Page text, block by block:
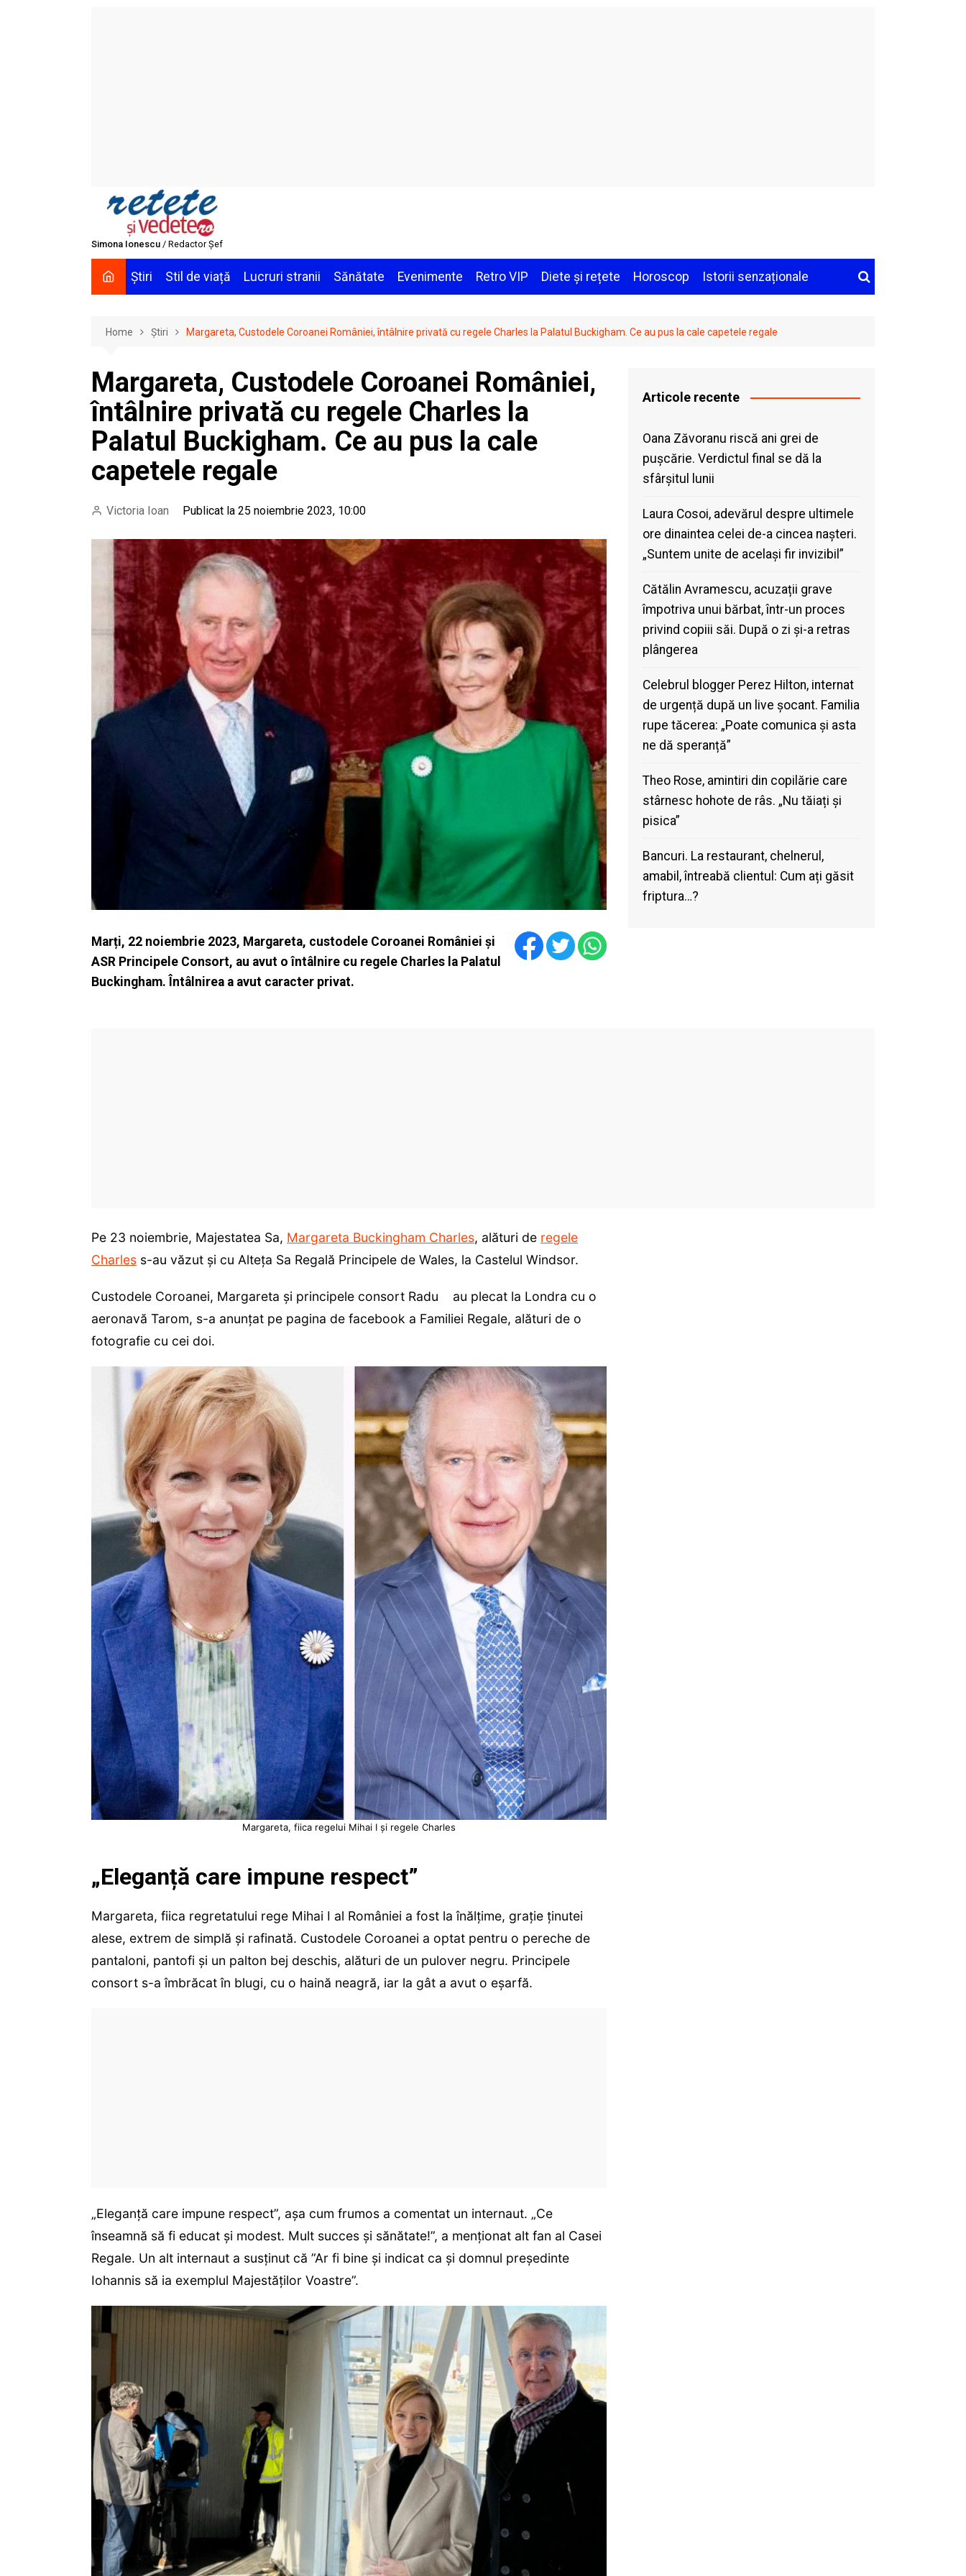
Simona Ionescu / Redactor Șef
Știri Stil de viață Lucruri stranii Sănătate Evenimente Retro VIP Diete și rețete Horoscop Istorii senzaționale
Home Știri Margareta, Custodele Coroanei României, întâlnire privată cu regele Charles la Palatul Buckigham. Ce au pus la cale capetele regale
Margareta, Custodele Coroanei României,
întâlnire privată cu regele Charles la
Palatul Buckigham. Ce au pus la cale
capetele regale
Victoria Ioan Publicat la 25 noiembrie 2023, 10:00
Marți, 22 noiembrie 2023, Margareta, custodele Coroanei României și
ASR Principele Consort, au avut o întâlnire cu regele Charles la Palatul
Buckingham. Întâlnirea a avut caracter privat.
Articole recente
Oana Zăvoranu riscă ani grei de
pușcărie. Verdictul final se dă la
sfârșitul lunii
Laura Cosoi, adevărul despre ultimele
ore dinaintea celei de-a cincea nașteri.
„Suntem unite de același fir invizibil”
Cătălin Avramescu, acuzații grave
împotriva unui bărbat, într-un proces
privind copiii săi. După o zi și-a retras
plângerea
Celebrul blogger Perez Hilton, internat
de urgență după un live șocant. Familia
rupe tăcerea: „Poate comunica și asta
ne dă speranță”
Theo Rose, amintiri din copilărie care
stârnesc hohote de râs. „Nu tăiați și
pisica”
Bancuri. La restaurant, chelnerul,
amabil, întreabă clientul: Cum ați găsit
friptura…?
Pe 23 noiembrie, Majestatea Sa, Margareta Buckingham Charles, alături de regele
Charles s-au văzut și cu Alteța Sa Regală Principele de Wales, la Castelul Windsor.
Custodele Coroanei, Margareta și principele consort Radu au plecat la Londra cu o
aeronavă Tarom, s-a anunțat pe pagina de facebook a Familiei Regale, alături de o
fotografie cu cei doi.
Margareta, fiica regelui Mihai I și regele Charles
„Eleganță care impune respect”
Margareta, fiica regretatului rege Mihai I al României a fost la înălțime, grație ținutei
alese, extrem de simplă și rafinată. Custodele Coroanei a optat pentru o pereche de
pantaloni, pantofi și un palton bej deschis, alături de un pulover negru. Principele
consort s-a îmbrăcat în blugi, cu o haină neagră, iar la gât a avut o eșarfă.
„Eleganță care impune respect”, așa cum frumos a comentat un internaut. „Ce
înseamnă să fi educat și modest. Mult succes și sănătate!”, a menționat alt fan al Casei
Regale. Un alt internaut a susținut că ”Ar fi bine și indicat ca și domnul președinte
Iohannis să ia exemplul Majestăților Voastre”.